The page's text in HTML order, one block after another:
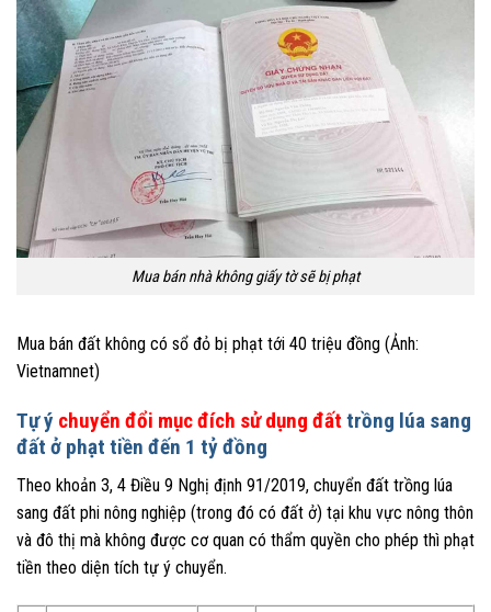
Mua bán nhà không giấy tờ sẽ bị phạt
Mua bán đất không có sổ đỏ bị phạt tới 40 triệu đồng (Ảnh:
Vietnamnet)
Tự ý chuyển đổi mục đích sử dụng đất trồng lúa sang
đất ở phạt tiền đến 1 tỷ đồng
Theo khoản 3, 4 Điều 9 Nghị định 91/2019, chuyển đất trồng lúa
sang đất phi nông nghiệp (trong đó có đất ở) tại khu vực nông thôn
và đô thị mà không được cơ quan có thẩm quyền cho phép thì phạt
tiền theo diện tích tự ý chuyển.